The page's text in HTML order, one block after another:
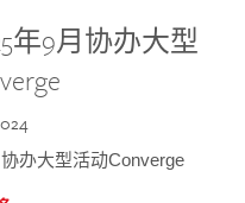
年9月协办大型
办大型活动Converge